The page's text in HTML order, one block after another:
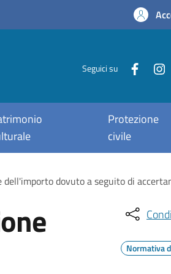
Seguici su
Protezione
civile
dovuto a seguito di
Normativa